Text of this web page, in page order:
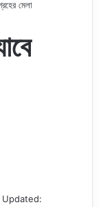
মেলা
Updated: